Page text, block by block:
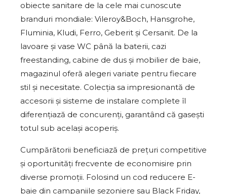
obiecte sanitare de la cele mai cunoscute
branduri mondiale: Vileroy&Boch, Hansgrohe,
Fluminia, Kludi, Ferro, Geberit și Cersanit. De la
lavoare și vase WC până la baterii, cazi
freestanding, cabine de dus și mobilier de baie,
magazinul oferă alegeri variate pentru fiecare
stil și necesitate. Colecția sa impresionantă de
accesorii și sisteme de instalare complete îl
diferențiază de concurenți, garantând că gasești
totul sub același acoperiș.
Cumpărătorii beneficiază de prețuri competitive
și oportunități frecvente de economisire prin
diverse promoții. Folosind un cod reducere E-
baie din campaniile sezoniere sau Black Friday,